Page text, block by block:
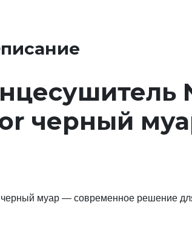
черный
муар — современное решение